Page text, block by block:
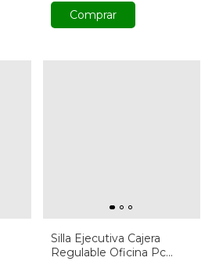
Comprar
Silla Ejecutiva Cajera
Regulable Oficina Pc